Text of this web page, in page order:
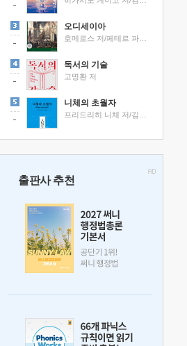
오디세이아
독서의 기술
고명환 저
니체의 초월자
출판사 추천